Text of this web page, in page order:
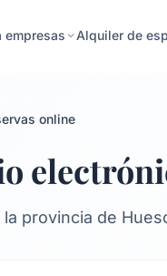
empresas Alquiler de
online
provincia de